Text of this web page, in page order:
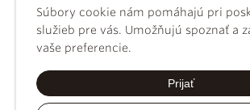
Súbory cookie nám pomáhajú pri
služieb pre vás. Umožňujú spoznať a
vaše preferencie.
Prijať
kánonického
práva
Katechizmus